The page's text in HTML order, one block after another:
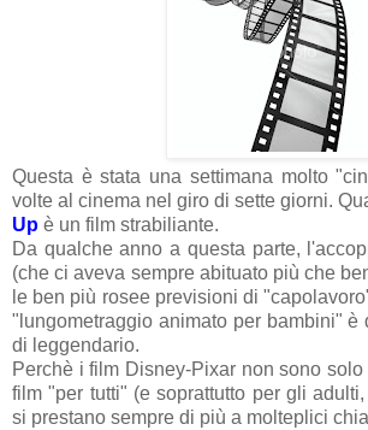
Questa è stata una settimana molto
volte al cinema nel giro di sette giorni.
Up è un film strabiliante.
Da qualche anno a questa parte,
(che ci aveva sempre abituato più che
le ben più rosee previsioni di
"lungometraggio animato per bambini" è
di leggendario.
Perchè i film Disney-Pixar non sono
film "per tutti" (e soprattutto per gli
si prestano sempre di più a molteplici